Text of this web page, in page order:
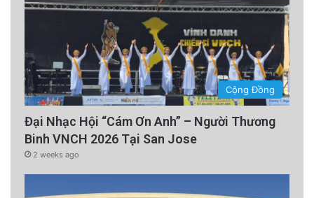
Cộng Đồng
Đại Nhạc Hội “Cám Ơn Anh” – Người Thương
Binh VNCH 2026 Tại San Jose
2 weeks ago